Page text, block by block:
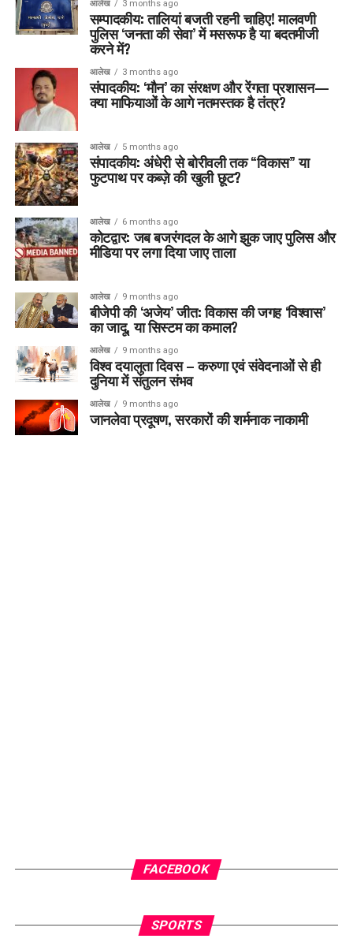
आलेख 3 months ago
सम्पादकीय: तालियां बजती रहनी चाहिए! मालवणी
पुलिस ‘जनता की सेवा’ में मसरूफ है या बदतमीजी
करने में?
आलेख 3 months ago
संपादकीय: ‘मौन’ का संरक्षण और रेंगता प्रशासन—
क्या माफियाओं के आगे नतमस्तक है तंत्र?
आलेख 5 months ago
संपादकीय: अंधेरी से बोरीवली तक “विकास” या
फुटपाथ पर कब्ज़े की खुली छूट?
आलेख 6 months ago
कोटद्वार: जब बजरंगदल के आगे झुक जाए पुलिस और
मीडिया पर लगा दिया जाए ताला
आलेख 9 months ago
बीजेपी की ‘अजेय’ जीत: विकास की जगह ‘विश्वास’
का जादू, या सिस्टम का कमाल?
आलेख 9 months ago
विश्व दयालुता दिवस – करुणा एवं संवेदनाओं से ही
दुनिया में संतुलन संभव
आलेख 9 months ago
जानलेवा प्रदूषण, सरकारों की शर्मनाक नाकामी
FACEBOOK
SPORTS